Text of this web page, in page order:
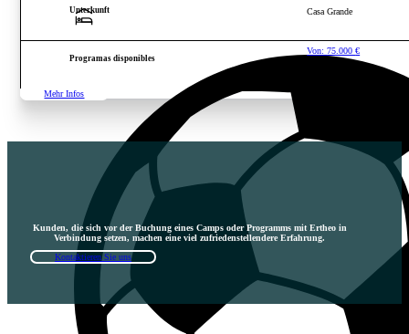
Unterkunft Casa Grande
Programas disponibles
Von:75.000€
Mehr Infos
Kunden, die sich vor der Buchung eines Camps oder Programms mit Ertheo in
Verbindung setzen, machen eine viel zufriedenstellendere Erfahrung.
Kontaktieren Sie uns